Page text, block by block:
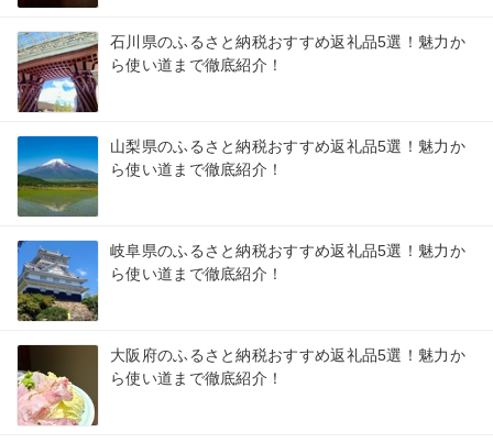
石川県のふるさと納税おすすめ返礼品5選！魅力か
ら使い道まで徹底紹介！
山梨県のふるさと納税おすすめ返礼品5選！魅力か
ら使い道まで徹底紹介！
岐阜県のふるさと納税おすすめ返礼品5選！魅力か
ら使い道まで徹底紹介！
大阪府のふるさと納税おすすめ返礼品5選！魅力か
ら使い道まで徹底紹介！